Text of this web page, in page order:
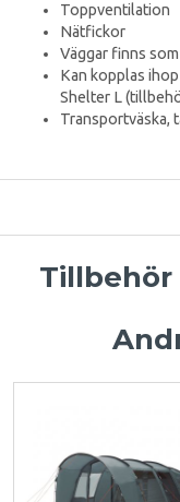
Toppventilation
Nätfickor
Väggar finns
Kan kopplas
Shelter L
Transportväska,